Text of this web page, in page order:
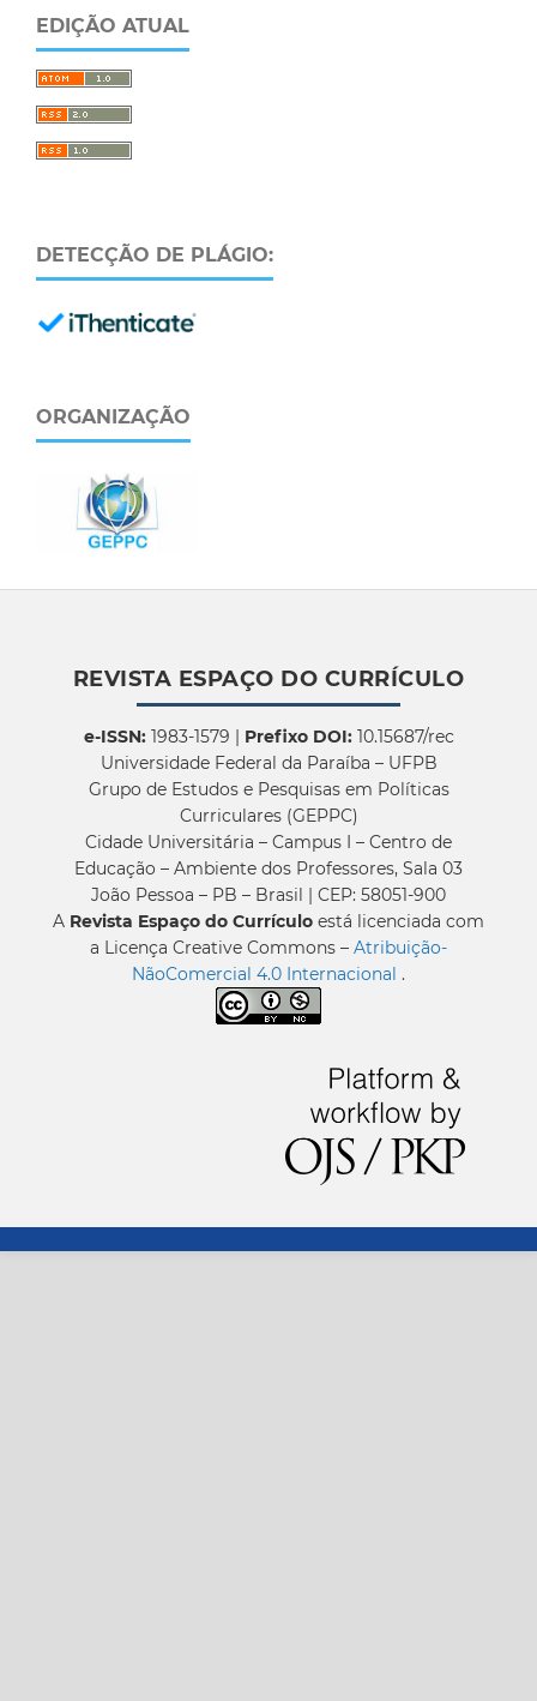
EDIÇÃO ATUAL
DETECÇÃO DE PLÁGIO:
ORGANIZAÇÃO
REVISTA ESPAÇO DO CURRÍCULO
e-ISSN:1983-1579 | Prefixo DOI:10.15687/rec
Universidade Federal da Paraíba – UFPB
Grupo de Estudos e Pesquisas em Políticas
Curriculares (GEPPC)
Cidade Universitária – Campus I – Centro de
Educação – Ambiente dos Professores, Sala 03
João Pessoa – PB – Brasil | CEP: 58051-900
A Revista Espaço do Currículo está licenciada com
a Licença Creative Commons – Atribuição-
NãoComercial 4.0 Internacional .